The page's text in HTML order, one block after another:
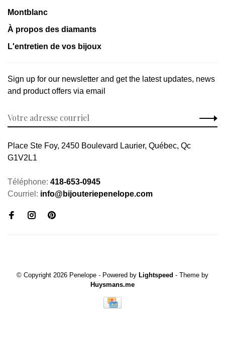
Montblanc
À propos des diamants
L'entretien de vos bijoux
Sign up for our newsletter and get the latest updates, news
and product offers via email
Place Ste Foy, 2450 Boulevard Laurier, Québec, Qc
G1V2L1
Téléphone: 418-653-0945
Courriel: info@bijouteriepenelope.com
© Copyright 2026 Penelope - Powered by Lightspeed - Theme by
Huysmans.me